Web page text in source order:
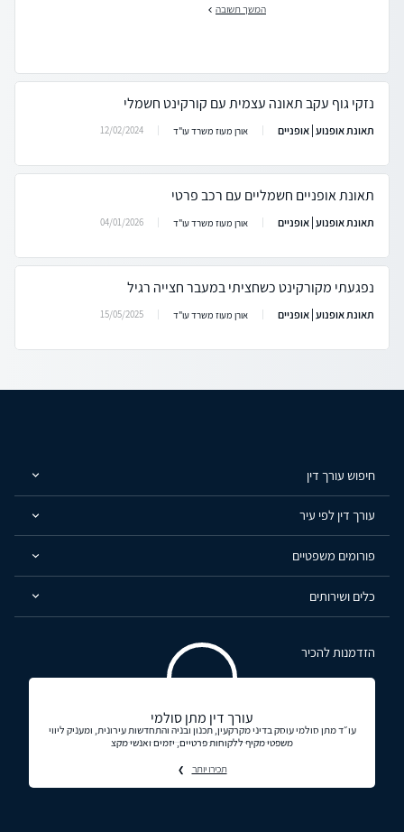
המשך תשובה
נזקי גוף עקב תאונה עצמית עם קורקינט חשמלי
תאונת אופנוע | אופניים אורן מעוז משרד עו"ד 12/02/2024
תאונת אופניים חשמליים עם רכב פרטי
תאונת אופנוע | אופניים אורן מעוז משרד עו"ד 04/01/2026
נפגעתי מקורקינט כשחציתי במעבר חצייה רגיל
תאונת אופנוע | אופניים אורן מעוז משרד עו"ד 15/05/2025
חיפוש עורך דין
עורך דין לפי עיר
פורומים משפטיים
כלים ושירותים
הזדמנות להכיר
עורך דין מתן סולמי
עו״ד מתן סולמי עוסק בדיני מקרקעין, תכנון ובניה והתחדשות עירונית, ומעניק ליווי
משפטי מקיף ללקוחות פרטיים, יזמים ואנשי מקצ
תכירו יותר